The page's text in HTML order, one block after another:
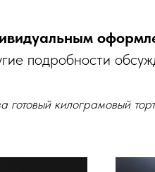
подробности
готовый килограмовый